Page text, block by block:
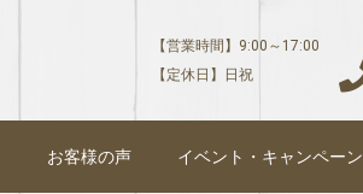
【営業時間】9:00～17:00
【定休日】日祝
お客様の声 イベント・キャンペーン